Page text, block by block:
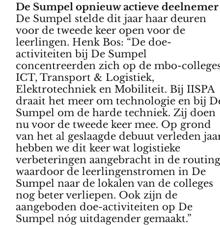
De Sumpel opnieuw actieve
De Sumpel stelde dit jaar haar deuren
voor de tweede keer open voor de
leerlingen. Henk Bos: “De doe-
activiteiten bij De Sumpel
concentreerden zich op de mbo-
ICT, Transport & Logistiek,
Elektrotechniek en Mobiliteit. Bij IISPA
draait het meer om technologie en bij
Sumpel om de harde techniek. Zij doen
nu voor de tweede keer mee. Op grond
van het al geslaagde debuut verleden
hebben we dit keer wat logistieke
verbeteringen aangebracht in de
waardoor de leerlingenstromen in De
Sumpel naar de lokalen van de colleges
nog beter verliepen. Ook zijn de
aangeboden doe-activiteiten op De
Sumpel nóg uitdagender gemaakt.”